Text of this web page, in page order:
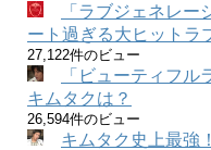
「ラブジェネレー
ート過ぎる大ヒットラ
27,122件のビュー
「ビューティフ
キムタクは？
26,594件のビュー
キムタク史上最強